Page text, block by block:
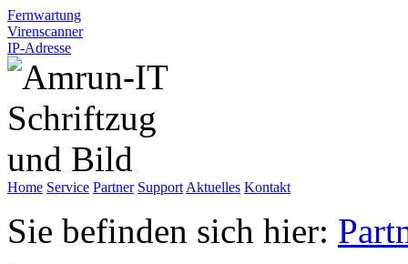
Fernwartung
Virenscanner
IP-Adresse
Home Service Partner Support Aktuelles Kontakt
Sie befinden sich hier: